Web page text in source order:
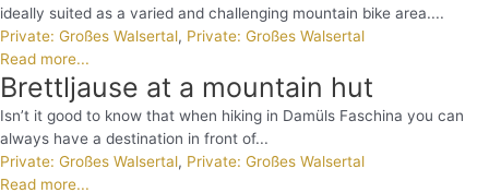
ideally suited as a varied and challenging mountain bike area....
Private: Großes Walsertal, Private: Großes Walsertal
Read more...
Brettljause at a mountain hut
Isn’t it good to know that when hiking in Damüls Faschina you can
always have a destination in front of...
Private: Großes Walsertal, Private: Großes Walsertal
Read more...